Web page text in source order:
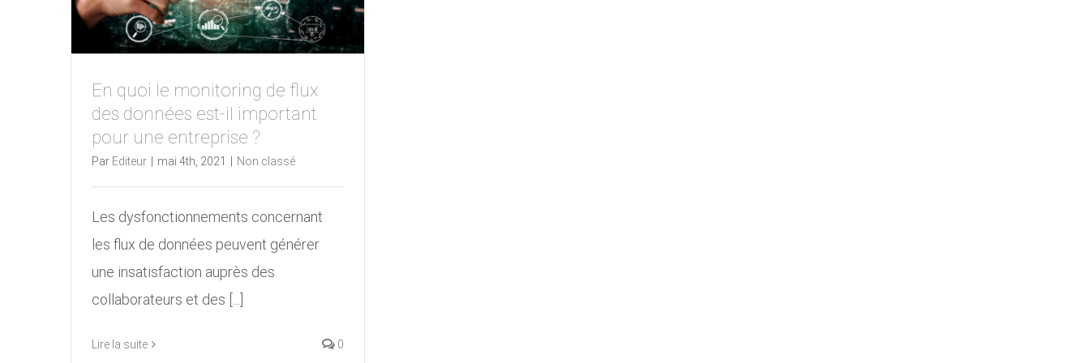
En quoi le monitoring de flux
des données est-il important
pour une entreprise ?
Par Editeur mai 4th, 2021 Non classé
Les dysfonctionnements concernant
les flux de données peuvent générer
une insatisfaction auprès des
collaborateurs et des [...]
Lire la suite 0